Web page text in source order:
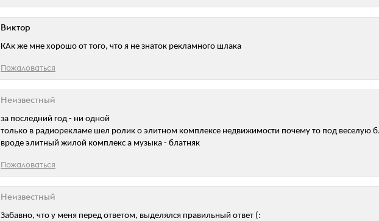
КАк же мне хорошо от того, что я не знаток рекламного шлака
Виктор
Пожаловаться
за последний год - ни одной
только в радиорекламе шел ролик о элитном комплексе недвижимости почему то под веселую
вроде элитный жилой комплекс а музыка - блатняк
Неизвестный
Пожаловаться
Забавно, что у меня перед ответом, выделялся правильный ответ (:
Неизвестный